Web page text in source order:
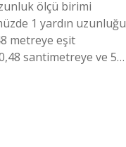
ölçü birimi
1 yardın uzunluğu
metreye eşit
santimetreye ve 5…